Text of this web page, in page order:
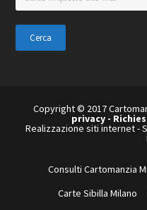
in
questo
sito
web
Copyright © 2017
privacy -
Realizzazione siti internet-
Consulti Cartomanzia
Carte Sibilla Milano